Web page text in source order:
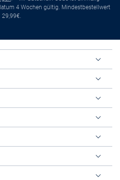
4 Wochen gültig. Mindestbestellwert
29,99€.